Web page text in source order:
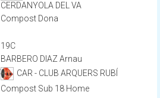
CERDANYOLA DEL VA
Compost Dona
19C
BARBERO DIAZ Arnau
CAR - CLUB ARQUERS RUBÍ
Compost Sub 18 Home